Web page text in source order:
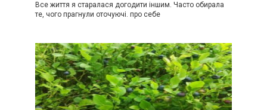
Все життя я старалася догодити іншим. Часто обирала
те, чого прагнули оточуючі. про себе